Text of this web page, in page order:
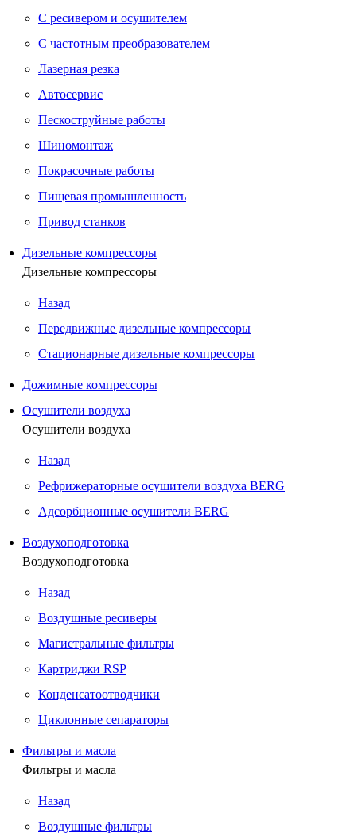
С ресивером и осушителем
С частотным преобразователем
Лазерная резка
Автосервис
Пескоструйные работы
Шиномонтаж
Покрасочные работы
Пищевая промышленность
Привод станков
Дизельные компрессоры
Дизельные компрессоры
Назад
Передвижные дизельные компрессоры
Стационарные дизельные компрессоры
Дожимные компрессоры
Осушители воздуха
Осушители воздуха
Назад
Рефрижераторные осушители воздуха BERG
Адсорбционные осушители BERG
Воздухоподготовка
Воздухоподготовка
Назад
Воздушные ресиверы
Магистральные фильтры
Картриджи RSP
Конденсатоотводчики
Циклонные сепараторы
Фильтры и масла
Фильтры и масла
Назад
Воздушные фильтры